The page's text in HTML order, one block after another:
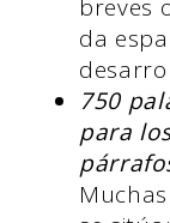
breves
da
750
para